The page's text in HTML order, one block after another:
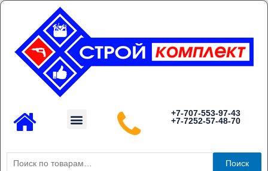
Перейти
содержимому
Menu
+7-707-553-97-43
+7-7252-57-48-70
Искать:
Поиск